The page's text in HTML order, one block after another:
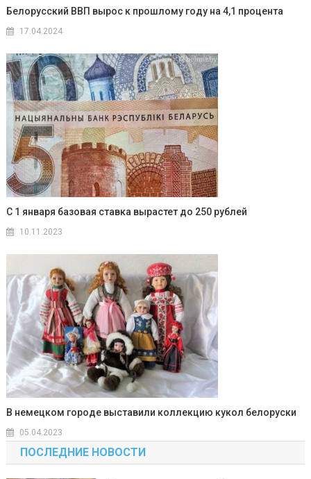
Белорусский ВВП вырос к прошлому году на 4,1 процента
17.04.2024
С 1 января базовая ставка вырастет до 250 рублей
10.11.2023
В немецком городе выставили коллекцию кукол белоруски
05.04.2023
ПОСЛЕДНИЕ НОВОСТИ